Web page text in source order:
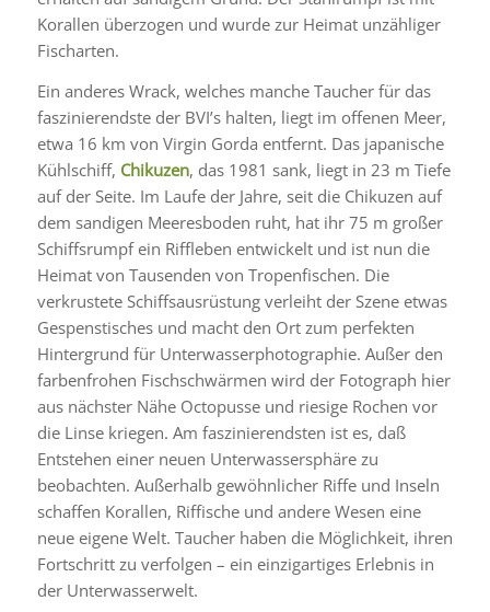
Korallen überzogen und wurde zur Heimat unzähliger
Fischarten.
Ein anderes Wrack, welches manche Taucher für das
faszinierendste der BVI’s halten, liegt im offenen Meer,
etwa 16 km von Virgin Gorda entfernt. Das japanische
Kühlschiff, Chikuzen, das 1981 sank, liegt in 23 m Tiefe
auf der Seite. Im Laufe der Jahre, seit die Chikuzen auf
dem sandigen Meeresboden ruht, hat ihr 75 m großer
Schiffsrumpf ein Riffleben entwickelt und ist nun die
Heimat von Tausenden von Tropenfischen. Die
verkrustete Schiffsausrüstung verleiht der Szene etwas
Gespenstisches und macht den Ort zum perfekten
Hintergrund für Unterwasserphotographie. Außer den
farbenfrohen Fischschwärmen wird der Fotograph hier
aus nächster Nähe Octopusse und riesige Rochen vor
die Linse kriegen. Am faszinierendsten ist es, daß
Entstehen einer neuen Unterwassersphäre zu
beobachten. Außerhalb gewöhnlicher Riffe und Inseln
schaffen Korallen, Riffische und andere Wesen eine
neue eigene Welt. Taucher haben die Möglichkeit, ihren
Fortschritt zu verfolgen – ein einzigartiges Erlebnis in
der Unterwasserwelt.